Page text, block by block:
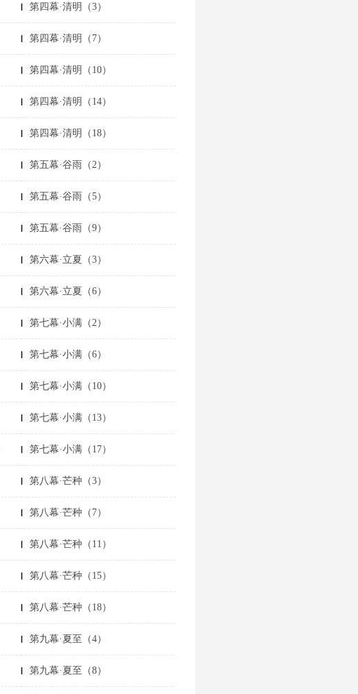
第四幕·清明（3）
第四幕·清明（7）
第四幕·清明（10）
第四幕·清明（14）
第四幕·清明（18）
第五幕·谷雨（2）
第五幕·谷雨（5）
第五幕·谷雨（9）
第六幕·立夏（3）
第六幕·立夏（6）
第七幕·小满（2）
第七幕·小满（6）
第七幕·小满（10）
第七幕·小满（13）
第七幕·小满（17）
第八幕·芒种（3）
第八幕·芒种（7）
第八幕·芒种（11）
第八幕·芒种（15）
第八幕·芒种（18）
第九幕·夏至（4）
第九幕·夏至（8）